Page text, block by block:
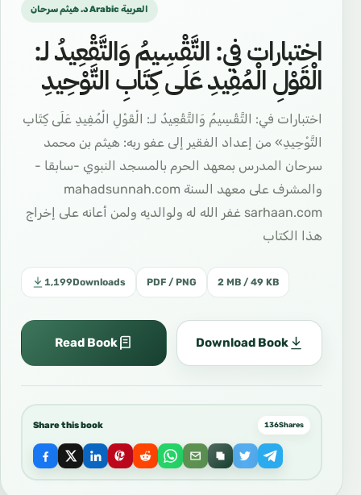
د. هيثم سرحان Arabic العربية
اختبارات في: التَّقْسِيمُ وَالتَّقْعِيدُ لـ:
الْقَوْلِ الْمُفِيدِ عَلَى كِتَابِ التَّوْحِيدِ
اختبارات في: التَّقْسِيمُ وَالتَّقْعِيدُ لـ: الْقَوْلِ الْمُفِيدِ عَلَى كِتَابِ
التَّوْحِيدِ» من إعداد الفقير إلى عفو ربه: هيثم بن محمد
سرحان المدرس بمعهد الحرم بالمسجد النبوي -سابقا -
والمشرف على معهد السنة mahadsunnah.com
sarhaan.com غفر الله له ولوالديه ولمن أعانه على إخراج
هذا الكتاب
1,199Downloads PDF / PNG 2 MB / 49 KB
Read Book Download Book
Share this book 136Shares